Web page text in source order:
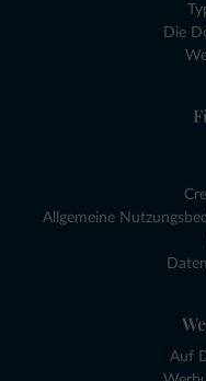
Die
Allgemeine
Auf